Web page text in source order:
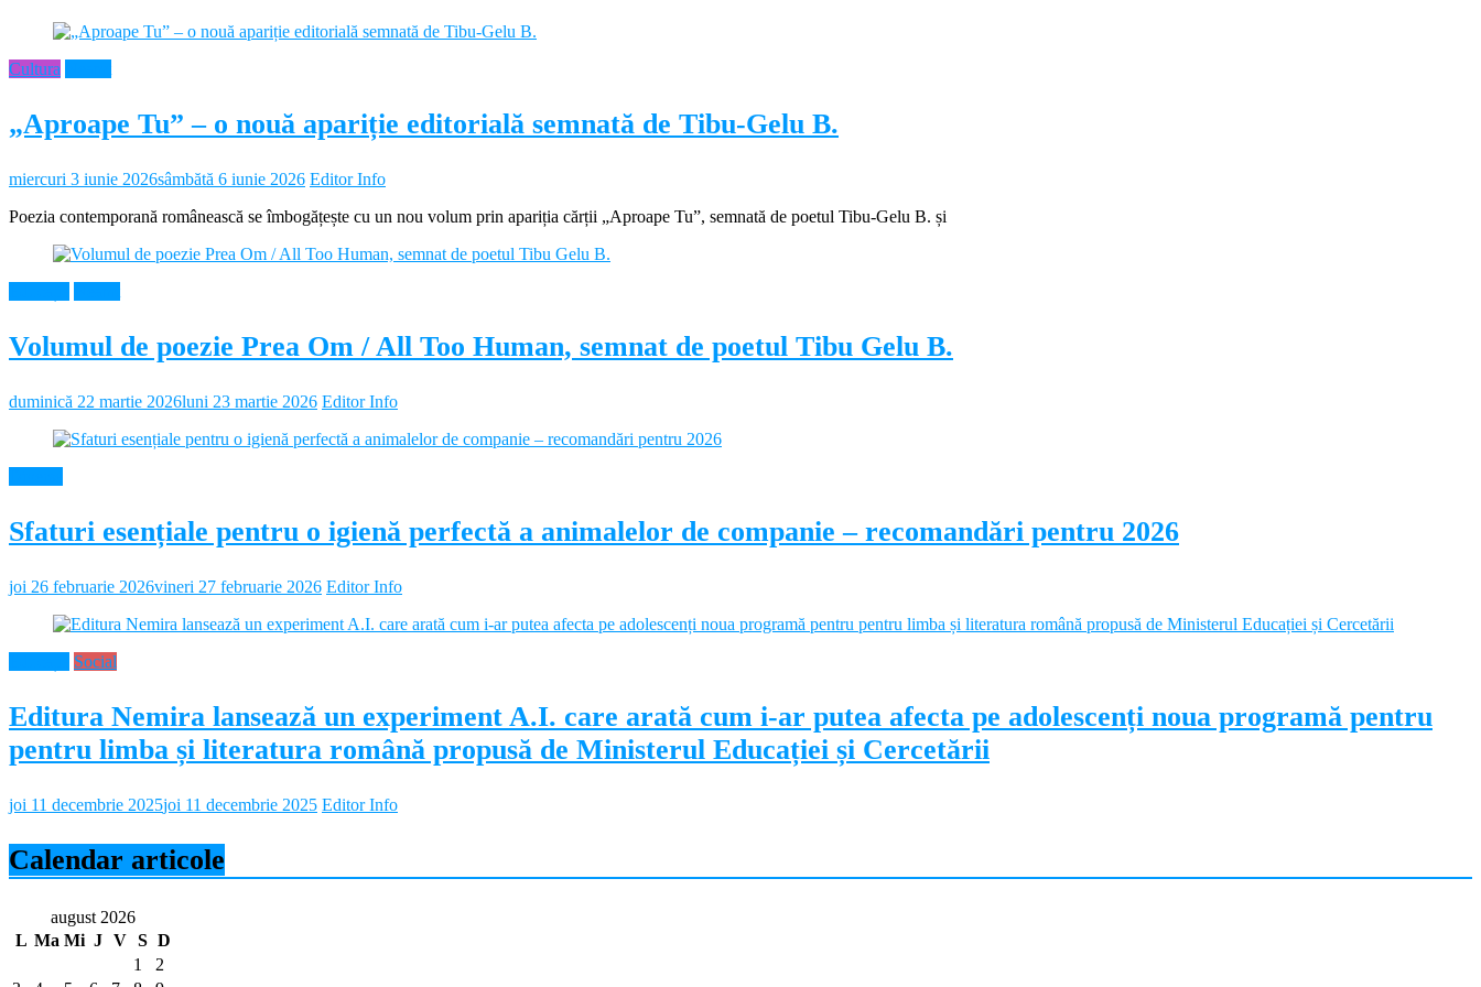
Cultura
„Aproape Tu” – o nouă apariție editorială semnată de Tibu-Gelu B.
miercuri 3 iunie 2026sâmbătă 6 iunie 2026 Editor Info
Poezia contemporană românească se îmbogățește cu un nou volum prin apariția cărții „Aproape Tu”, semnată de poetul Tibu-Gelu B. și
Volumul de poezie Prea Om / All Too Human, semnat de poetul Tibu Gelu B.
duminică 22 martie 2026luni 23 martie 2026 Editor Info
Sfaturi esențiale pentru o igienă perfectă a animalelor de companie – recomandări pentru 2026
joi 26 februarie 2026vineri 27 februarie 2026 Editor Info
Social
Editura Nemira lansează un experiment A.I. care arată cum i-ar putea afecta pe adolescenți noua programă pentru
pentru limba și literatura română propusă de Ministerul Educației și Cercetării
joi 11 decembrie 2025joi 11 decembrie 2025 Editor Info
Calendar articole
august 2026
L Ma Mi J V S D
1
2